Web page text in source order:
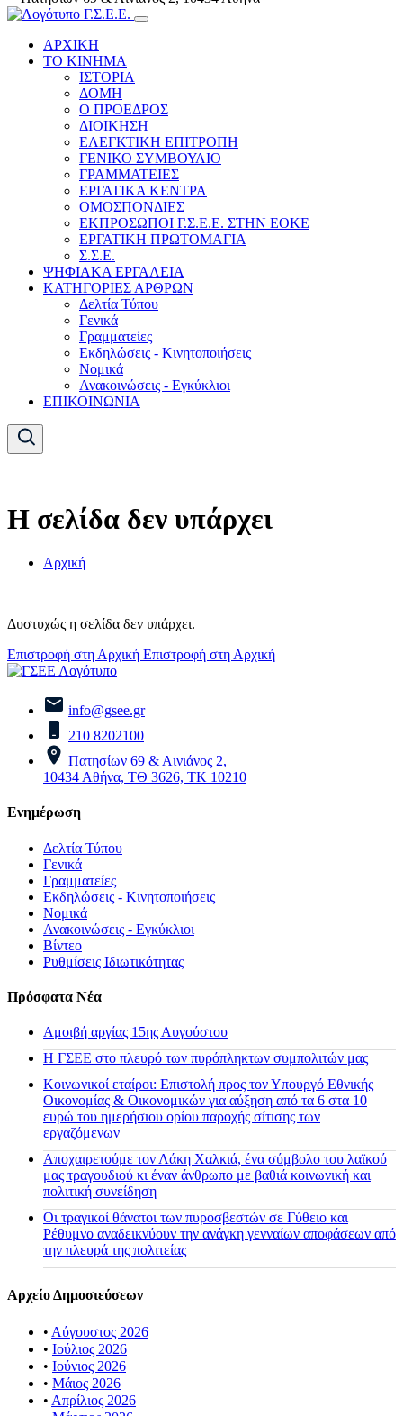
ΑΡΧΙΚΗ
ΤΟ ΚΙΝΗΜΑ
ΙΣΤΟΡΙΑ
ΔΟΜΗ
Ο ΠΡΟΕΔΡΟΣ
ΔΙΟΙΚΗΣΗ
ΕΛΕΓΚΤΙΚΗ ΕΠΙΤΡΟΠΗ
ΓΕΝΙΚΟ ΣΥΜΒΟΥΛΙΟ
ΓΡΑΜΜΑΤΕΙΕΣ
ΕΡΓΑΤΙΚΑ ΚΕΝΤΡΑ
ΟΜΟΣΠΟΝΔΙΕΣ
ΕΚΠΡΟΣΩΠΟΙ Γ.Σ.Ε.Ε. ΣΤΗΝ ΕΟΚΕ
ΕΡΓΑΤΙΚΗ ΠΡΩΤΟΜΑΓΙΑ
Σ.Σ.Ε.
ΨΗΦΙΑΚΑ ΕΡΓΑΛΕΙΑ
ΚΑΤΗΓΟΡΙΕΣ ΑΡΘΡΩΝ
Δελτία Τύπου
Γενικά
Γραμματείες
Εκδηλώσεις - Κινητοποιήσεις
Νομικά
Ανακοινώσεις - Εγκύκλιοι
ΕΠΙΚΟΙΝΩΝΙΑ
Η σελίδα δεν υπάρχει
Αρχική
Δυστυχώς η σελίδα δεν υπάρχει.
Επιστροφή στη Αρχική Επιστροφή στη Αρχική
info@gsee.gr
210 8202100
Πατησίων 69 & Αινιάνος 2,
10434 Αθήνα, ΤΘ 3626, ΤΚ 10210
Ενημέρωση
Δελτία Τύπου
Γενικά
Γραμματείες
Εκδηλώσεις - Κινητοποιήσεις
Νομικά
Ανακοινώσεις - Εγκύκλιοι
Βίντεο
Ρυθμίσεις Ιδιωτικότητας
Πρόσφατα Νέα
Αμοιβή αργίας 15ης Αυγούστου
H ΓΣΕΕ στο πλευρό των πυρόπληκτων συμπολιτών μας
Κοινωνικοί εταίροι: Επιστολή προς τον Υπουργό Εθνικής
Οικονομίας & Οικονομικών για αύξηση από τα 6 στα 10
ευρώ του ημερήσιου ορίου παροχής σίτισης των
εργαζόμενων
Αποχαιρετούμε τον Λάκη Χαλκιά, ένα σύμβολο του λαϊκού
μας τραγουδιού κι έναν άνθρωπο με βαθιά κοινωνική και
πολιτική συνείδηση
Οι τραγικοί θάνατοι των πυροσβεστών σε Γύθειο και
Ρέθυμνο αναδεικνύουν την ανάγκη γενναίων αποφάσεων από
την πλευρά της πολιτείας
Αρχείο Δημοσιεύσεων
• Αύγουστος 2026
• Ιούλιος 2026
• Ιούνιος 2026
• Μάιος 2026
• Απρίλιος 2026